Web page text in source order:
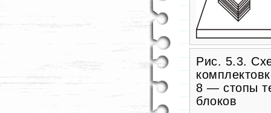
Рис. 5.3.
8 — стопы
блоков